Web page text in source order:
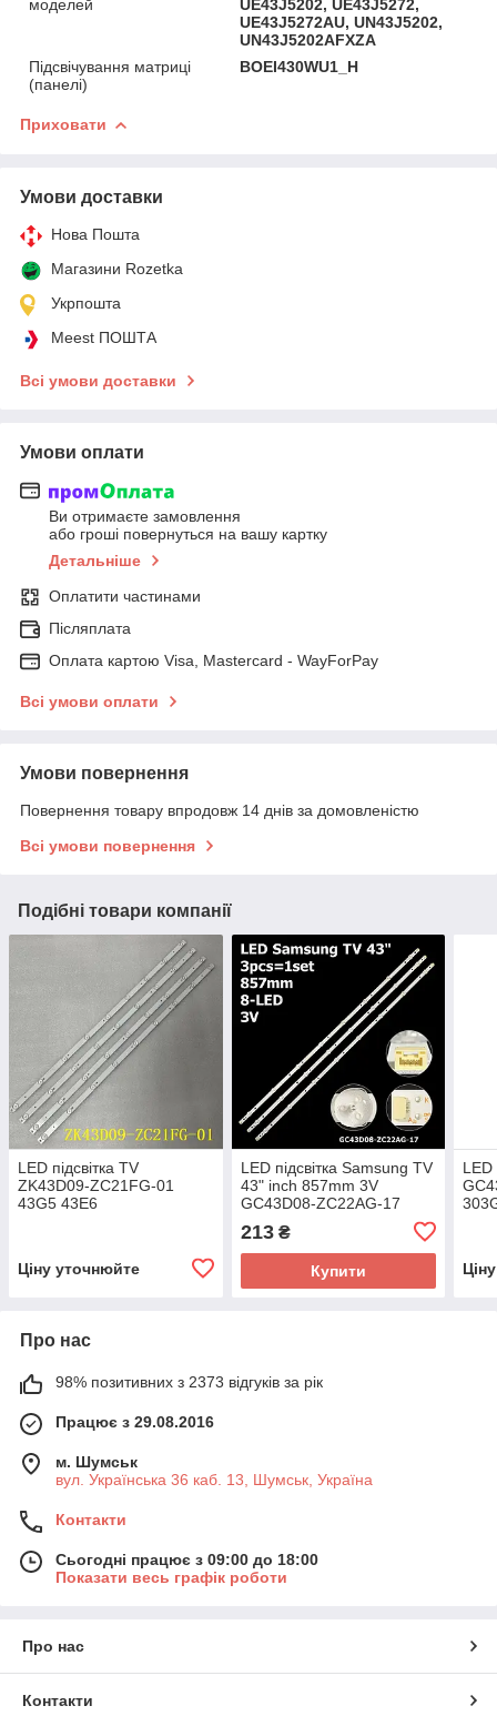
моделей
UE43J5202, UE43J5272,
UE43J5272AU, UN43J5202,
UN43J5202AFXZA
Підсвічування матриці
(панелі)
BOEI430WU1_H
Приховати
Умови доставки
Нова Пошта
Магазини Rozetka
Укрпошта
Meest ПОШТА
Всі умови доставки
Умови оплати
Ви отримаєте замовлення
або гроші повернуться на вашу картку
Детальніше
Оплатити частинами
Післяплата
Оплата картою Visa, Mastercard - WayForPay
Всі умови оплати
Умови повернення
Повернення товару впродовж 14 днів за домовленістю
Всі умови повернення
Подібні товари компанії
LED підсвітка TV
ZK43D09-ZC21FG-01
43G5 43E6
Ціну уточнюйте
LED підсвітка Samsung TV
43" inch 857mm 3V
GC43D08-ZC22AG-17
GC43D08-ZC22AG-17E
1шт.
213₴
Купити
LED
Про нас
98% позитивних з 2373 відгуків за рік
Працює з 29.08.2016
м. Шумськ
вул. Українська 36 каб. 13, Шумськ, Україна
Контакти
Сьогодні працює з 09:00 до 18:00
Показати весь графік роботи
Про нас
Контакти